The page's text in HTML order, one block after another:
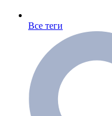
Все теги